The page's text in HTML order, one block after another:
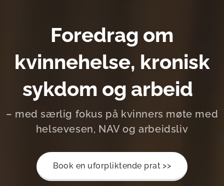
Foredrag om
kvinnehelse, kronisk
sykdom og arbeid
– med særlig fokus på kvinners møte med
helsevesen, NAV og arbeidsliv
Book en uforpliktende prat >>